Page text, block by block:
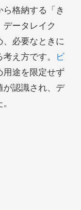
格納する「き
ータレイク
必要なときに
え方です。
ビ
用途を限定せず
が認識され、デ